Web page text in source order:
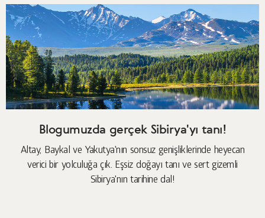
Blogumuzda gerçek Sibirya'yı tanı!
Altay, Baykal ve Yakutya'nın sonsuz genişliklerinde heyecan
verici bir yolculuğa çık. Eşsiz doğayı tanı ve sert gizemli
Sibirya'nın tarihine dal!